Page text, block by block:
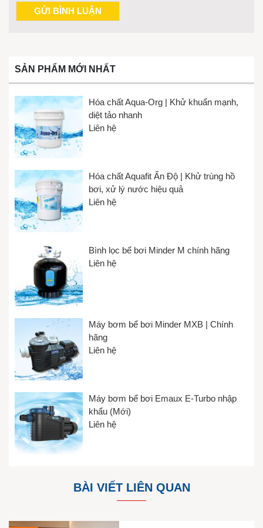
SẢN PHẨM MỚI NHẤT
Hóa chất Aqua-Org | Khử khuẩn mạnh,
diệt tảo nhanh
Liên hệ
Hóa chất Aquafit Ấn Độ | Khử trùng hồ
bơi, xử lý nước hiệu quả
Liên hệ
Bình lọc bể bơi Minder M chính hãng
Liên hệ
Máy bơm bể bơi Minder MXB | Chính
hãng
Liên hệ
Máy bơm bể bơi Emaux E-Turbo nhập
khẩu (Mới)
Liên hệ
BÀI VIẾT LIÊN QUAN